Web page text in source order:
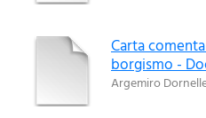
Carta
borgismo -
Argemiro